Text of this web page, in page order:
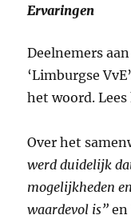
Ervaringen
Deelnemers
‘Limburgse
het woord.
Over het
werd duidelijk
mogelijkheden
waardevol is” en